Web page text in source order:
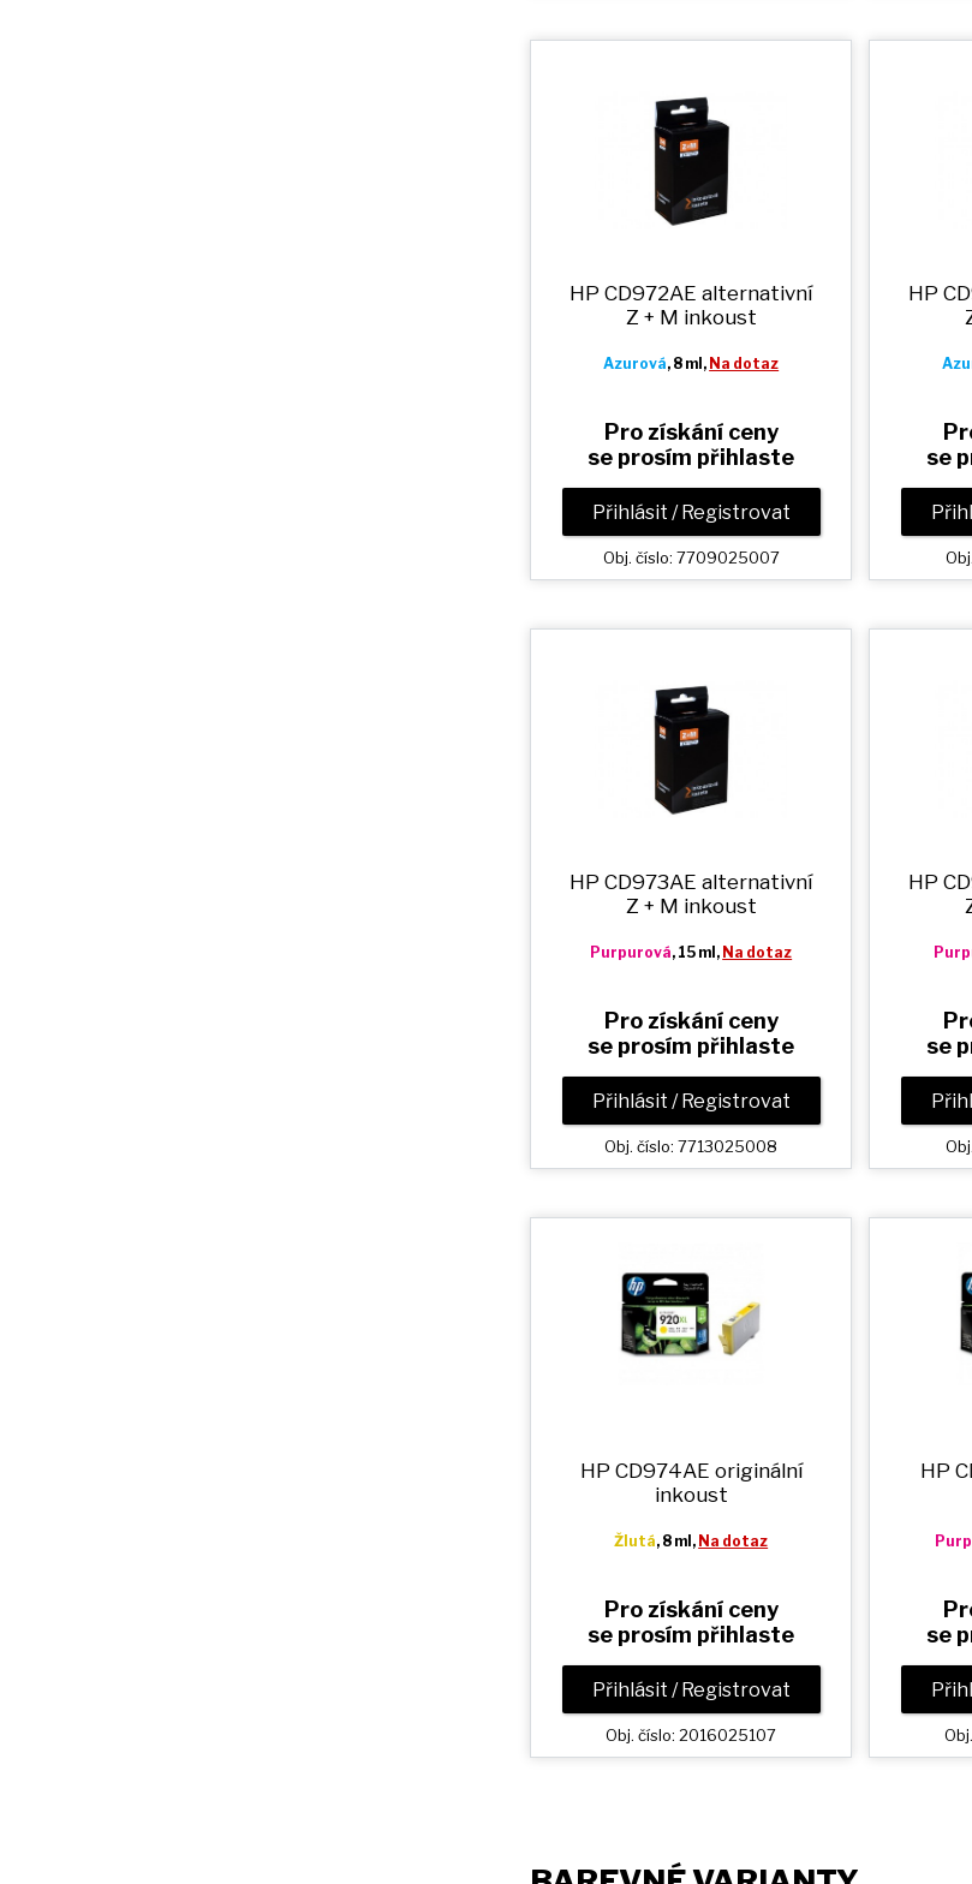
HP CD972AE alternativní
Z + M inkoust
Azurová, 8 ml, Na dotaz
Pro získání ceny
se prosím přihlaste
Přihlásit / Registrovat
Obj. číslo: 7709025007
HP
se
HP CD973AE alternativní
Z + M inkoust
Purpurová, 15 ml, Na dotaz
Pro získání ceny
se prosím přihlaste
Přihlásit / Registrovat
Obj. číslo: 7713025008
HP
se
HP CD974AE originální
inkoust
Žlutá, 8 ml, Na dotaz
Pro získání ceny
se prosím přihlaste
Přihlásit / Registrovat
Obj. číslo: 2016025107
HP
se